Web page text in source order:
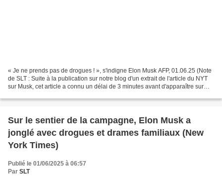
« Je ne prends pas de drogues ! », s'indigne Elon Musk AFP, 01.06.25 (Note
de SLT : Suite à la publication sur notre blog d'un extrait de l'article du NYT
sur Musk, cet article a connu un délai de 3 minutes avant d'apparaître sur
Sur le sentier de la campagne, Elon Musk a
jonglé avec drogues et drames familiaux (New
York Times)
Publié le 01/06/2025 à 06:57
Par SLT